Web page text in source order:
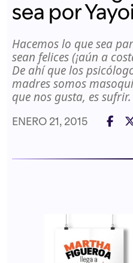
sea por Yayoi
Hacemos lo que sea
sean felices (¡aún a
De ahí que los
madres somos
que nos gusta, es sufrir.
ENERO 21, 2015